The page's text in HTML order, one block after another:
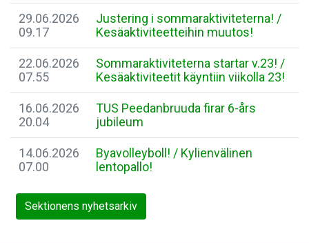
29.06.2026
09.17
Justering i sommaraktiviteterna! /
Kesäaktiviteetteihin muutos!
22.06.2026
07.55
Sommaraktiviteterna startar v.23! /
Kesäaktiviteetit käyntiin viikolla 23!
16.06.2026
20.04
TUS Peedanbruuda firar 6-års
jubileum
14.06.2026
07.00
Byavolleyboll! / Kylienvälinen
lentopallo!
Sektionens nyhetsarkiv